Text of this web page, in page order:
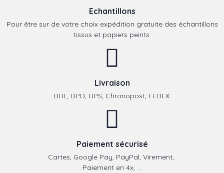
Echantillons
Pour être sur de votre choix expédition gratuite des échantillons
tissus et papiers peints.
Livraison
DHL, DPD, UPS, Chronopost, FEDEX.
Paiement sécurisé
Cartes, Google Pay, PayPal, Virement,
Paiement en 4x, ...